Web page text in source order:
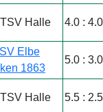
Halle 4.0 : 4.0
Elbe
1863
5.0 : 3.0
Halle 5.5 : 2.5